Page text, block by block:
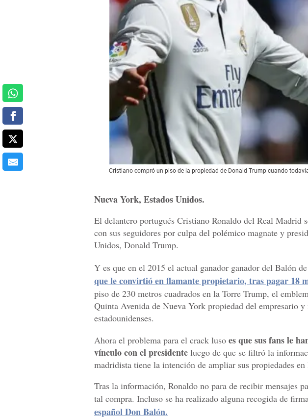
Cristiano compró un piso de la propiedad de Donald Trump cuando
Nueva York, Estados Unidos.
El delantero portugués Cristiano Ronaldo del Real Madrid
con sus seguidores por culpa del polémico magnate y
Unidos, Donald Trump.
Y es que en el 2015 el actual ganador ganador del Balón
que le convirtió en flamante propietario, tras pagar 18
piso de 230 metros cuadrados en la Torre Trump, el
Quinta Avenida de Nueva York propiedad del empresario
estadounidenses.
Ahora el problema para el crack luso es que sus fans le
vínculo con el presidente luego de que se filtró la
madridista tiene la intención de ampliar sus propiedades
Tras la información, Ronaldo no para de recibir mensajes
tal compra. Incluso se ha realizado alguna recogida de
español Don Balón.